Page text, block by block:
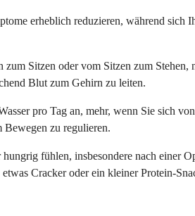
erheblich reduzieren, während sich
Sitzen oder vom Sitzen zum Stehen,
Blut zum Gehirn zu leiten.
pro Tag an, mehr, wenn Sie sich
zu regulieren.
fühlen, insbesondere nach einer
Cracker oder ein kleiner Protein-